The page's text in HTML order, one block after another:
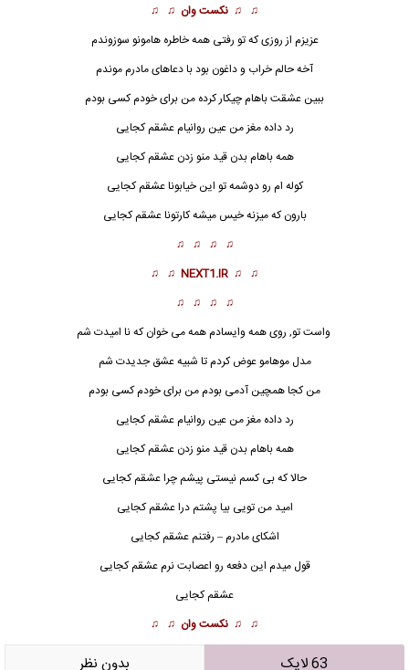
♫ ♫ نکست وان ♫ ♫
عزیزم از روزی که تو رفتی همه خاطره هامونو سوزوندم
آخه حالم خراب و داغون بود با دعاهای مادرم موندم
ببین عشقت باهام چیکار کرده من برای خودم کسی بودم
رد داده مغز من عین روانیامعشقمکجایی
همه باهام بدن قید منو زدن عشقم کجایی
کوله ام رو دوشمه تو این خیابونا عشقم کجایی
بارون که میزنه خیس میشه کارتونا عشقم کجایی
♫ ♫ ♫ ♫
♫ ♫
NEXT1.IR
♫ ♫
♫ ♫ ♫ ♫
واست تو, روی همه وایسادم همه می خوان که نا امیدت شم
مدل موهامو عوض کردم تا شبیه عشق جدیدت شم
من کجا همچین آدمی بودم من برای خودم کسی بودم
رد داده مغز من عین روانیام عشقم کجایی
همه باهام بدن قید منو زدن عشقم کجایی
حالا که بی کسم نیستی پیشم چراعشقمکجایی
امید من تویی بیا پشتم درا عشقم کجایی
اشکای مادرم – رفتنم عشقم کجایی
قول میدم این دفعه رو اعصابت نرم عشقم کجایی
عشقم کجایی
♫ ♫ نکست وان ♫ ♫
63 لایک بدون نظر